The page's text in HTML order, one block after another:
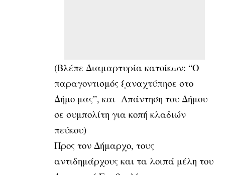
(Βλέπε Διαμαρτυρία κατοίκων: “Ο
παραγοντισμός ξαναχτύπησε στο
Δήμο μας”, και Απάντηση του Δήμου
σε συμπολίτη για κοπή κλαδιών
πεύκου)
Προς τον Δήμαρχο, τους
αντιδημάρχους και τα λοιπά μέλη του